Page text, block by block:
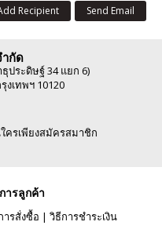
Send Email
Recipient
กัด
ประดิษฐ์ 34 แยก 6)
งเทพฯ 10120
ครเพียงสมัครสมาชิก
ารลูกค้า
ารสั่งซื้อ | วิธีการชำระเงิน